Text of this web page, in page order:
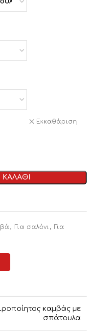
Εκκαθάριση
, Για σαλόνι , Για
καμβάς με
σπάτουλα